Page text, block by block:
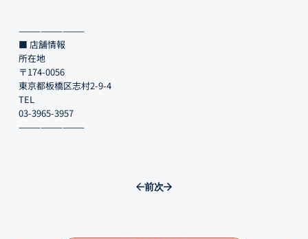
—————————
■ 店舗情報
所在地
〒174-0056
東京都板橋区志村2-9-4
TEL
03-3965-3957
—————————
前次